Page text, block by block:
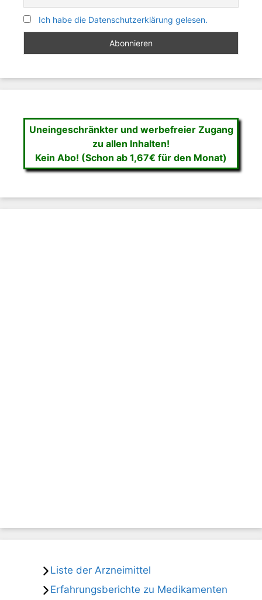
Ich habe die Datenschutzerklärung gelesen.
Uneingeschränkter und werbefreier Zugang
zu allen Inhalten!
Kein Abo! (Schon ab 1,67€ für den Monat)
Liste der Arzneimittel
Erfahrungsberichte zu Medikamenten